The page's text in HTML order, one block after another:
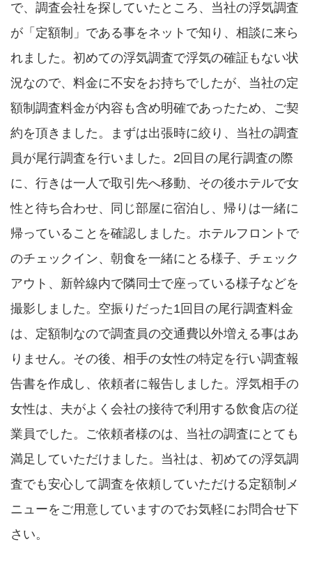
で、調査会社を探していたところ、当社の浮気調査
が「定額制」である事をネットで知り、相談に来ら
れました。初めての浮気調査で浮気の確証もない状
況なので、料金に不安をお持ちでしたが、当社の定
額制調査料金が内容も含め明確であったため、ご契
約を頂きました。まずは出張時に絞り、当社の調査
員が尾行調査を行いました。2回目の尾行調査の際
に、行きは一人で取引先へ移動、その後ホテルで女
性と待ち合わせ、同じ部屋に宿泊し、帰りは一緒に
帰っていることを確認しました。ホテルフロントで
のチェックイン、朝食を一緒にとる様子、チェック
アウト、新幹線内で隣同士で座っている様子などを
撮影しました。空振りだった1回目の尾行調査料金
は、定額制なので調査員の交通費以外増える事はあ
りません。その後、相手の女性の特定を行い調査報
告書を作成し、依頼者に報告しました。浮気相手の
女性は、夫がよく会社の接待で利用する飲食店の従
業員でした。ご依頼者様のは、当社の調査にとても
満足していただけました。当社は、初めての浮気調
査でも安心して調査を依頼していただける定額制メ
ニューをご用意していますのでお気軽にお問合せ下
さい。